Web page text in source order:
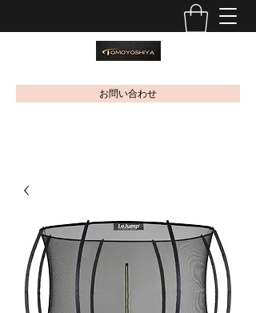
お問い合わせ